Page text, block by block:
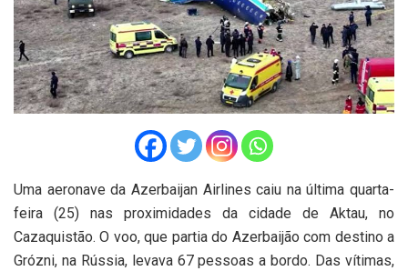
Uma aeronave da Azerbaijan Airlines caiu na última quarta-
feira (25) nas proximidades da cidade de Aktau, no
Cazaquistão. O voo, que partia do Azerbaijão com destino a
Grózni, na Rússia, levava 67 pessoas a bordo. Das vítimas,